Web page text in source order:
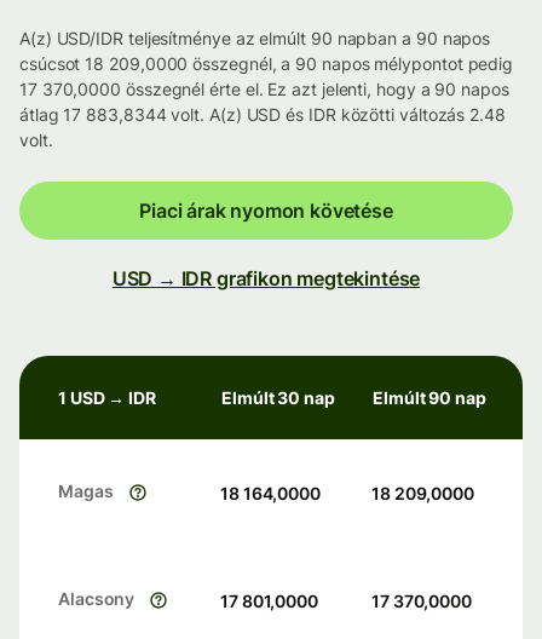
A(z) USD/IDR teljesítménye az elmúlt 90 napban a 90 napos
csúcsot 18 209,0000 összegnél, a 90 napos mélypontot pedig
17 370,0000 összegnél érte el. Ez azt jelenti, hogy a 90 napos
átlag 17 883,8344 volt. A(z) USD és IDR közötti változás 2.48
volt.
Piaci árak nyomon követése
USD → IDR grafikon megtekintése
1 USD → IDR Elmúlt 30 nap Elmúlt 90 nap
Magas 18 164,0000 18 209,0000
Alacsony 17 801,0000 17 370,0000